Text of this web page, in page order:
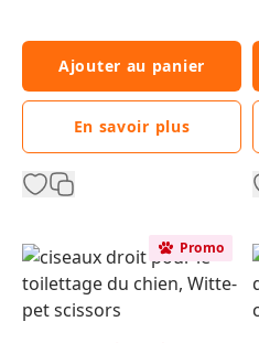
Ajouter au panier
En savoir plus
Promo